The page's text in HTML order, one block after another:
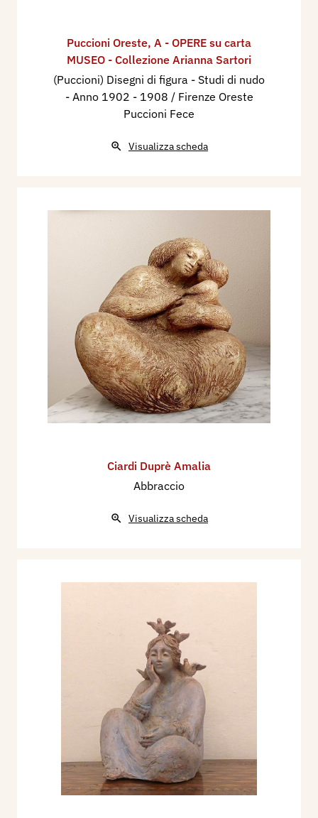
Puccioni Oreste, A - OPERE su carta
MUSEO - Collezione Arianna Sartori
(Puccioni) Disegni di figura - Studi di nudo
- Anno 1902 - 1908 / Firenze Oreste
Puccioni Fece
Visualizza scheda
Ciardi Duprè Amalia
Abbraccio
Visualizza scheda